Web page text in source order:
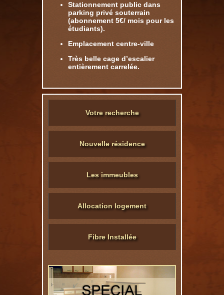
Stationnement public dans
parking privé souterrain
(abonnement 5€/ mois pour les
étudiants).
Emplacement centre-ville
Très belle cage d’escalier
entièrement carrelée.
Votre recherche
Nouvelle résidence
Les immeubles
Allocation logement
Fibre Installée